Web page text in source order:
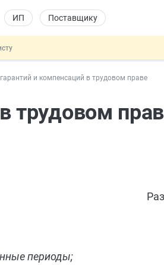
ИП Поставщику
#кадровику
и компенсаций в трудовом праве
трудовом
периоды;